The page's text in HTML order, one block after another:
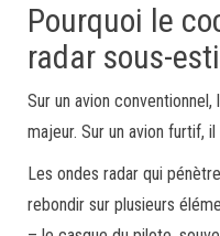
Pourquoi le
radar sous-
Sur un avion
majeur. Sur un avion furtif,
Les ondes radar qui
rebondir sur plusieurs